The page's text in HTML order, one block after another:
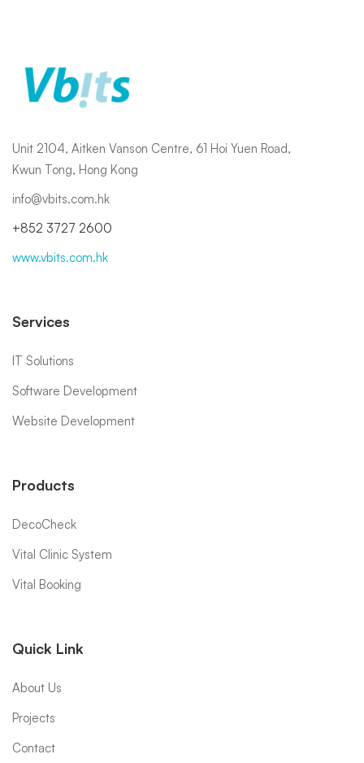
Unit 2104, Aitken Vanson Centre, 61 Hoi Yuen Road,
Kwun Tong, Hong Kong
info@vbits.com.hk
+852 3727 2600
www.vbits.com.hk
Services
IT Solutions
Software Development
Website Development
Products
DecoCheck
Vital Clinic System
Vital Booking
Quick Link
About Us
Projects
Contact